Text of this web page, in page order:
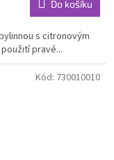
Do košíku
s citronovým
pravé...
Kód: 730010010